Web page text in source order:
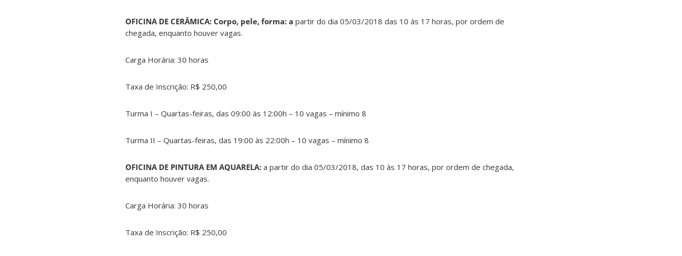
OFICINA DE CERÂMICA: Corpo, pele, forma: a partir do dia 05/03/2018 das 10 às 17 horas, por ordem de
chegada, enquanto houver vagas.
Carga Horária: 30 horas
Taxa de Inscrição: R$ 250,00
Turma I – Quartas-feiras, das 09:00 às 12:00h – 10 vagas – mínimo 8
Turma II – Quartas-feiras, das 19:00 às 22:00h – 10 vagas – mínimo 8
OFICINA DE PINTURA EM AQUARELA: a partir do dia 05/03/2018, das 10 às 17 horas, por ordem de chegada,
enquanto houver vagas.
Carga Horária: 30 horas
Taxa de Inscrição: R$ 250,00